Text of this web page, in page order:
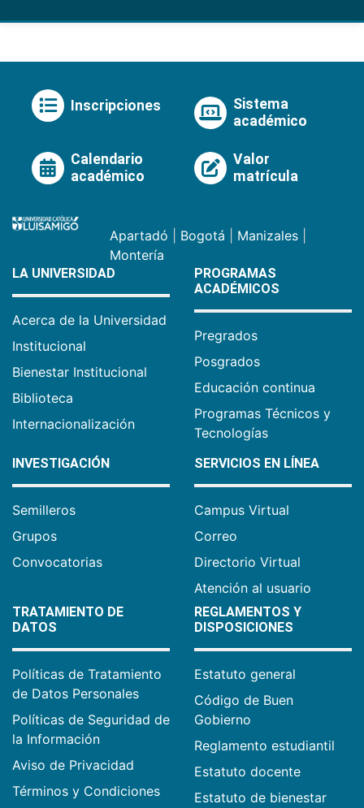
Inscripciones
Sistema
académico
Calendario
académico
Valor
matrícula
Apartadó Bogotá Manizales
Montería
LA UNIVERSIDAD
Acerca de la Universidad
Institucional
Bienestar Institucional
Biblioteca
Internacionalización
PROGRAMAS
ACADÉMICOS
Pregrados
Posgrados
Educación continua
Programas Técnicos y
Tecnologías
INVESTIGACIÓN
Semilleros
Grupos
Convocatorias
SERVICIOS EN LÍNEA
Campus Virtual
Correo
Directorio Virtual
Atención al usuario
TRATAMIENTO DE
DATOS
Políticas de Tratamiento
de Datos Personales
Políticas de Seguridad de
la Información
Aviso de Privacidad
Términos y Condiciones
REGLAMENTOS Y
DISPOSICIONES
Estatuto general
Código de Buen
Gobierno
Reglamento estudiantil
Estatuto docente
Estatuto de bienestar